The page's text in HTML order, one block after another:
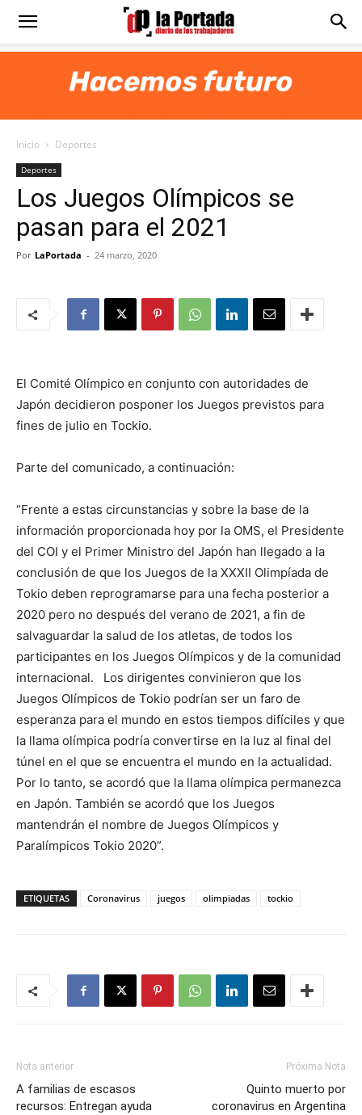
Diario
Portada
Inicio Deportes
Deportes
Los Juegos Olímpicos se
pasan para el 2021
Por LaPortada - 24 marzo, 2020
El Comité Olímpico en conjunto con autoridades de
Japón decidieron posponer los Juegos previstos para
fines de julio en Tockio.
Parte del comunicado, a continuación:
“Frente a estas circunstancias y sobre la base de la
información proporcionada hoy por la OMS, el Presidente
del COI y el Primer Ministro del Japón han llegado a la
conclusión de que los Juegos de la XXXII Olimpíada de
Tokio deben reprogramarse para una fecha posterior a
2020 pero no después del verano de 2021, a fin de
salvaguardar la salud de los atletas, de todos los
participantes en los Juegos Olímpicos y de la comunidad
internacional. Los dirigentes convinieron que los
Juegos Olímpicos de Tokio podrían ser un faro de
esperanza para el mundo en estos tiempos difíciles y que
la llama olímpica podría convertirse en la luz al final del
túnel en el que se encuentra el mundo en la actualidad.
Por lo tanto, se acordó que la llama olímpica permanezca
en Japón. También se acordó que los Juegos
mantendrán el nombre de Juegos Olímpicos y
Paralímpicos Tokio 2020”.
ETIQUETAS Coronavirus juegos olimpiadas tockio
Nota anterior
A familias de escasos
recursos: Entregan ayuda
Próxima Nota
Quinto muerto por
coronavirus en Argentina